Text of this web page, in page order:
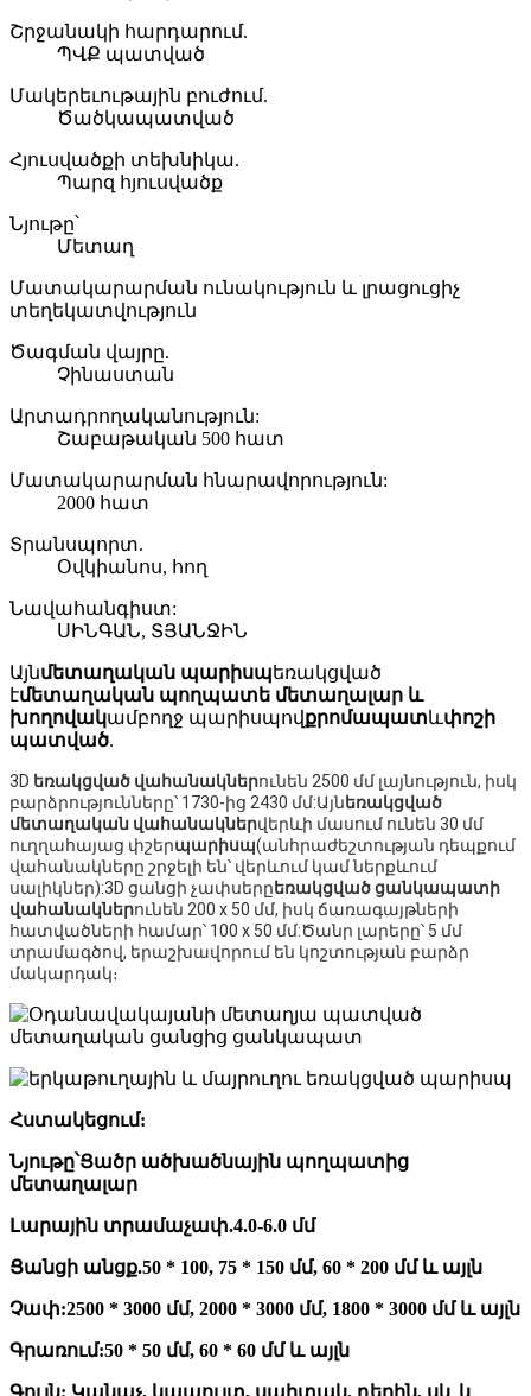
Շրջանակի հարդարում.
ՊՎՔ պատված
Մակերեւութային բուժում.
Ծածկապատված
Հյուսվածքի տեխնիկա.
Պարզ հյուսվածք
Նյութը՝
Մետաղ
Մատակարարման ունակություն և լրացուցիչ
տեղեկատվություն
Ծագման վայրը.
Չինաստան
Արտադրողականություն:
Շաբաթական 500 հատ
Մատակարարման հնարավորություն:
2000 հատ
Տրանսպորտ.
Օվկիանոս, հող
Նավահանգիստ:
ՍԻՆԳԱՆ, ՏՅԱՆՋԻՆ
Այնմետաղական պարիսպեռակցված
էմետաղական պողպատե մետաղալար և
խողովակամբողջ պարիսպովքրոմապատևփոշի
պատված.
3D եռակցված վահանակներունեն 2500 մմ լայնություն, իսկ
բարձրությունները՝ 1730-ից 2430 մմ:Այնեռակցված
մետաղական վահանակներվերևի մասում ունեն 30 մմ
ուղղահայաց փշերպարիսպ(անհրաժեշտության դեպքում
վահանակները շրջելի են՝ վերևում կամ ներքևում
սալիկներ):3D ցանցի չափսերըեռակցված ցանկապատի
վահանակներունեն 200 x 50 մմ, իսկ ճառագայթների
հատվածների համար՝ 100 x 50 մմ:Ծանր լարերը՝ 5 մմ
տրամագծով, երաշխավորում են կոշտության բարձր
մակարդակ։
Հստակեցում:
Նյութը՝Ցածր ածխածնային պողպատից
մետաղալար
Լարային տրամաչափ.4.0-6.0 մմ
Ցանցի անցք.50 * 100, 75 * 150 մմ, 60 * 200 մմ և այլն
Չափ:2500 * 3000 մմ, 2000 * 3000 մմ, 1800 * 3000 մմ և այլն
Գրառում:50 * 50 մմ, 60 * 60 մմ և այլն
Գույն: Կանաչ, կապույտ, սպիտակ, դեղին, սև և